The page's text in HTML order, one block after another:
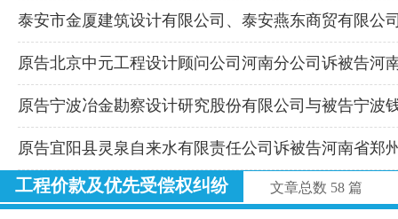
泰安市金厦建筑设计有限公司、泰安燕东商贸有限公
原告北京中元工程设计顾问公司河南分公司诉被告河
原告宁波冶金勘察设计研究股份有限公司与被告宁波
原告宜阳县灵泉自来水有限责任公司诉被告河南省郑
工程价款及优先受偿权纠纷 文章总数 58 篇